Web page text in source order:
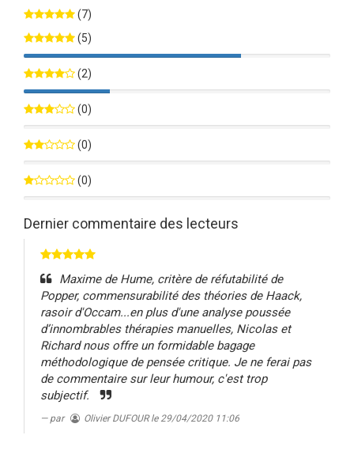
(7)
(5)
71%
(2)
28%
(0)
(0)
(0)
Dernier commentaire des lecteurs
Maxime de Hume, critère de réfutabilité de
Popper, commensurabilité des théories de Haack,
rasoir d'Occam...en plus d'une analyse poussée
d’innombrables thérapies manuelles, Nicolas et
Richard nous offre un formidable bagage
méthodologique de pensée critique. Je ne ferai pas
de commentaire sur leur humour, c'est trop
subjectif.
par Olivier DUFOURle 29/04/2020 11:06